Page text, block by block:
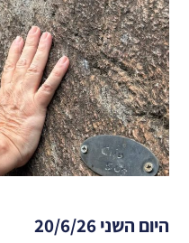
היום השני 20/6/26